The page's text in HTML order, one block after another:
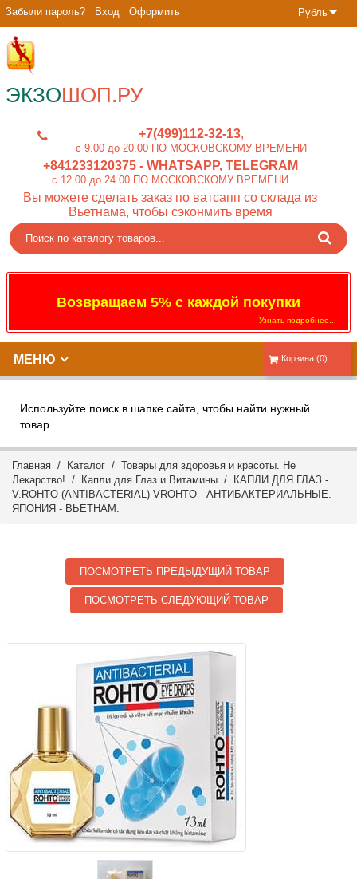
Рубль
Забыли пароль? Вход Оформить
ЭКЗОШОП.РУ
+7(499)112-32-13
c 9.00 до 20.00 ПО МОСКОВСКОМУ ВРЕМЕНИ
+841233120375- WHATSAPP, TELEGRAM
c 12.00 до 24.00 ПО МОСКОВСКОМУ ВРЕМЕНИ
Вы можете сделать заказ по ватсапп со склада из
Вьетнама, чтобы сэконмить время
Возвращаем 5% с каждой покупки
Узнать подробнее...
Корзина (0)
МЕНЮ
Используйте поиск в шапке сайта, чтобы найти нужный
товар.
Главная / Каталог / Товары для здоровья и красоты. Не
Лекарство! / Капли для Глаз и Витамины / КАПЛИ ДЛЯ ГЛАЗ -
V.ROHTO (ANTIBACTERIAL) VROHTO - АНТИБАКТЕРИАЛЬНЫЕ.
ЯПОНИЯ - ВЬЕТНАМ.
ПОСМОТРЕТЬ ПРЕДЫДУЩИЙ ТОВАР
ПОСМОТРЕТЬ СЛЕДУЮЩИЙ ТОВАР